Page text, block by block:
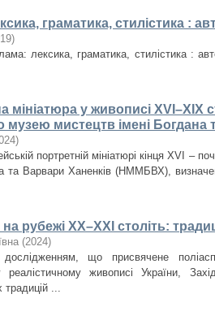
граматика, стилістика :
)
лексика, граматика, стилістика :
у живописі XVI–XIX
музею мистецтв імені Богдана
)
портретній мініатюрі кінця XVI –
та Варвари Ханенків (НММБВХ),
рубежі ХХ–ХХІ століть:
(2024)
що присвячене
реалістичному живописі України,
традицій ...